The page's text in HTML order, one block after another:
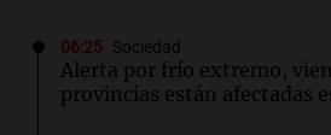
06:25 Sociedad
Alerta por frío extremo,
provincias están afectadas